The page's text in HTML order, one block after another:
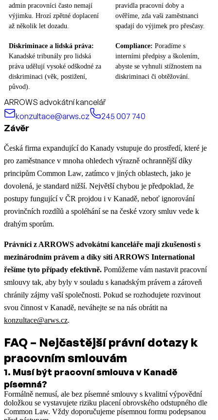
admin pracovníci často nemají
výjimku. Hrozí zpětné doplacení
až několik let dozadu.
pravidla pracovní doby a
ověříme, zda vaši zaměstnanci
spadají do výjimek pro přesčasy.
Diskriminace a lidská práva:
Kanadské tribunály pro lidská
práva udělují vysoké odškodné za
diskriminaci (věk, postižení,
původ).
Compliance: Poradíme s
interními předpisy a školením,
abyste se vyhnuli stížnostem na
diskriminaci či obtěžování.
ARROWS advokátní kancelář
konzultace@arws.cz
245 007 740
Závěr
Česká firma expandující do Kanady vstupuje do prostředí, které je
pro zaměstnance v mnoha ohledech výrazně ochrannější díky
principům Common Law, zatímco v jiných oblastech, jako je
dovolená, je standard nižší. Největší chybou je předpoklad, že
postupy fungující v ČR projdou i v Kanadě, neboť ignorování
provinčních rozdílů a spoléhání se na české vzory smluv vede k
drahým sporům.
Právníci z ARROWS advokátní kanceláře mají zkušenosti s
mezinárodním právem a díky síti ARROWS International
řešíme tyto případy efektivně. Pomůžeme vám nastavit pracovní
smlouvy tak, aby byly v souladu s kanadským právem a zároveň
chránily zájmy vaší společnosti. Pokud se rozhodujete rozvinout
svou činnost v Kanadě, neváhejte se na nás obrátit na
konzultace@arws.cz.
FAQ – Nejčastější právní dotazy k
pracovním smlouvám
1. Musí být pracovní smlouva v Kanadě
písemná?
Formálně nemusí, ale bez písemné smlouvy s kvalitní výpovědní
doložkou se vystavujete riziku placení obrovského odstupného dle
Common Law. Vždy doporučujeme písemnou formu podepsanou